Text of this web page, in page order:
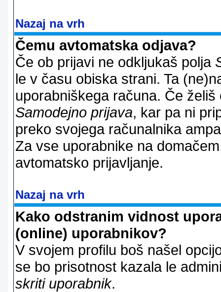
Nazaj na vrh
Čemu avtomatska odjava?
Če ob prijavi ne odkljukaš polja
le v času obiska strani. Ta
uporabniškega računa. Če
Samodejno prijava, kar pa ni
preko svojega računalnika
Za vse uporabnike na
avtomatsko prijavljanje.
Nazaj na vrh
Kako odstranim vidnost
(online) uporabnikov?
V svojem profilu boš našel
se bo prisotnost kazala le
skriti uporabnik.